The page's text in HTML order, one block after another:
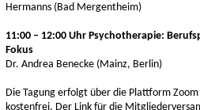
Hermanns (Bad Mergentheim)
11:00 – 12:00 Uhr Psychotherapie:
Fokus
Dr. Andrea Benecke (Mainz, Berlin)
Die Tagung erfolgt über die Plattform
kostenfrei. Der Link für die